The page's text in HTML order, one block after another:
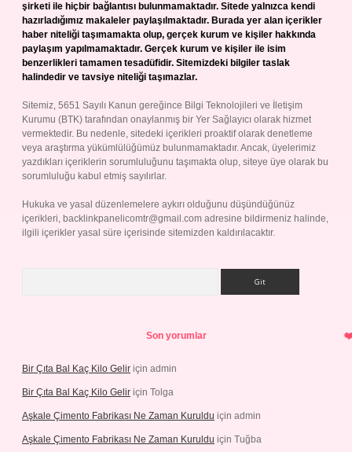
şirketi ile hiçbir bağlantısı bulunmamaktadır. Sitede yalnızca kendi
hazırladığımız makaleler paylaşılmaktadır. Burada yer alan içerikler
haber niteliği taşımamakta olup, gerçek kurum ve kişiler hakkında
paylaşım yapılmamaktadır. Gerçek kurum ve kişiler ile isim
benzerlikleri tamamen tesadüfidir. Sitemizdeki bilgiler taslak
halindedir ve tavsiye niteliği taşımazlar.
Sitemiz, 5651 Sayılı Kanun gereğince Bilgi Teknolojileri ve İletişim
Kurumu (BTK) tarafından onaylanmış bir Yer Sağlayıcı olarak hizmet
vermektedir. Bu nedenle, sitedeki içerikleri proaktif olarak denetleme
veya araştırma yükümlülüğümüz bulunmamaktadır. Ancak, üyelerimiz
yazdıkları içeriklerin sorumluluğunu taşımakta olup, siteye üye olarak bu
sorumluluğu kabul etmiş sayılırlar.
Hukuka ve yasal düzenlemelere aykırı olduğunu düşündüğünüz
içerikleri, backlinkpanelicomtr@gmail.com adresine bildirmeniz halinde,
ilgili içerikler yasal süre içerisinde sitemizden kaldırılacaktır.
Son yorumlar
Bir Çıta Bal Kaç Kilo Gelir için admin
Bir Çıta Bal Kaç Kilo Gelir için Tolga
Aşkale Çimento Fabrikası Ne Zaman Kuruldu için admin
Aşkale Çimento Fabrikası Ne Zaman Kuruldu için Tuğba